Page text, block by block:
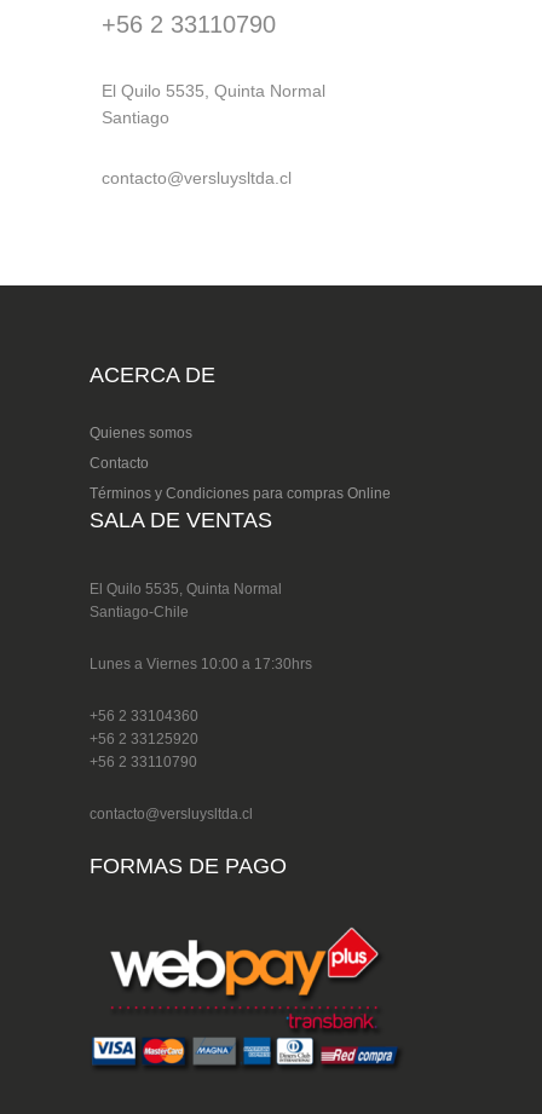
+56 2 33110790
El Quilo 5535, Quinta Normal
Santiago
contacto@versluysltda.cl
ACERCA DE
Quienes somos
Contacto
Términos y Condiciones para compras Online
SALA DE VENTAS
El Quilo 5535, Quinta Normal
Santiago-Chile
Lunes a Viernes 10:00 a 17:30hrs
+56 2 33104360
+56 2 33125920
+56 2 33110790
contacto@versluysltda.cl
FORMAS DE PAGO